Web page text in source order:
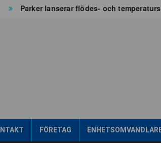
Parker lanserar flödes- och
FÖRETAG